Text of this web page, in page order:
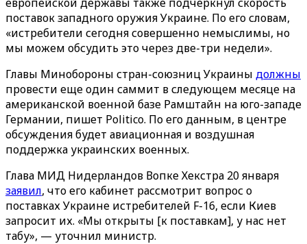
поставок западного оружия Украине. По его словам,
«истребители сегодня совершенно немыслимы, но
мы можем обсудить это через две-три недели».
Главы Минобороны стран-союзниц Украины должны
провести еще один саммит в следующем месяце на
американской военной базе Рамштайн на юго-западе
Германии, пишет Politico. По его данным, в центре
обсуждения будет авиационная и воздушная
поддержка украинских военных.
Глава МИД Нидерландов Вопке Хекстра 20 января
заявил, что его кабинет рассмотрит вопрос о
поставках Украине истребителей F-16, если Киев
запросит их. «Мы открыты [к поставкам], у нас нет
табу», — уточнил министр.